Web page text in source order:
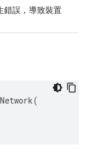
錯誤，導致裝置